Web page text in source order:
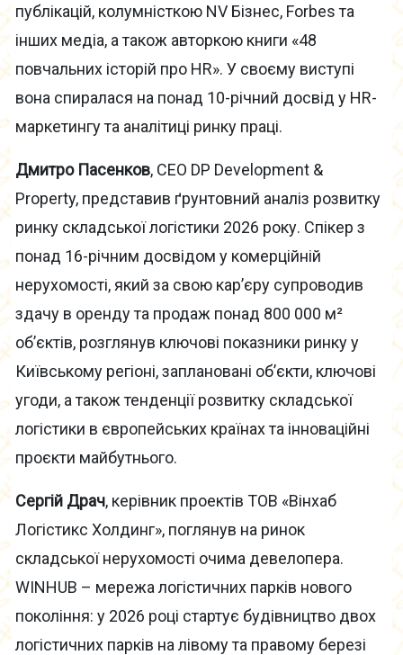
публікацій, колумністкою NV Бізнес, Forbes та
інших медіа, а також авторкою книги «48
повчальних історій про HR». У своєму виступі
вона спиралася на понад 10-річний досвід у HR-
маркетингу та аналітиці ринку праці.
Дмитро Пасенков, CEO DP Development &
Property, представив ґрунтовний аналіз розвитку
ринку складської логістики 2026 року. Спікер з
понад 16-річним досвідом у комерційній
нерухомості, який за свою кар’єру супроводив
здачу в оренду та продаж понад 800 000 м²
об’єктів, розглянув ключові показники ринку у
Київському регіоні, заплановані об’єкти, ключові
угоди, а також тенденції розвитку складської
логістики в європейських країнах та інноваційні
проєкти майбутнього.
Сергій Драч, керівник проектів ТОВ «Вінхаб
Логістикс Холдинг», поглянув на ринок
складської нерухомості очима девелопера.
WINHUB – мережа логістичних парків нового
покоління: у 2026 році стартує будівництво двох
логістичних парків на лівому та правому березі